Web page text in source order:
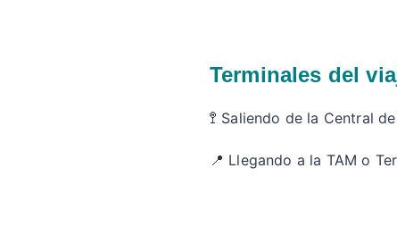
Terminales del
🚏 Saliendo de la Central
📍 Llegando a la TAM o